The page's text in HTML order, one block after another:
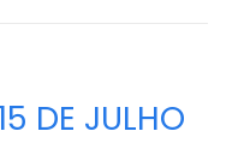
DE JULHO